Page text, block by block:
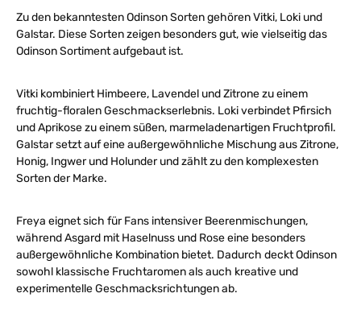
Zu den bekanntesten Odinson Sorten gehören Vitki, Loki und
Galstar. Diese Sorten zeigen besonders gut, wie vielseitig das
Odinson Sortiment aufgebaut ist.
Vitki kombiniert Himbeere, Lavendel und Zitrone zu einem
fruchtig-floralen Geschmackserlebnis. Loki verbindet Pfirsich
und Aprikose zu einem süßen, marmeladenartigen Fruchtprofil.
Galstar setzt auf eine außergewöhnliche Mischung aus Zitrone,
Honig, Ingwer und Holunder und zählt zu den komplexesten
Sorten der Marke.
Freya eignet sich für Fans intensiver Beerenmischungen,
während Asgard mit Haselnuss und Rose eine besonders
außergewöhnliche Kombination bietet. Dadurch deckt Odinson
sowohl klassische Fruchtaromen als auch kreative und
experimentelle Geschmacksrichtungen ab.